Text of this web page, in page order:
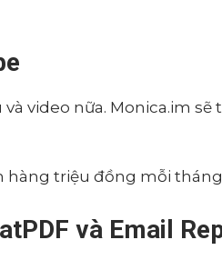
video nữa. Monica.im
và Email